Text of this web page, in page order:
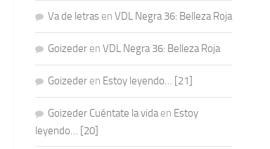
Va de letras en VDL Negra 36: Belleza Roja
Goizeder en VDL Negra 36: Belleza Roja
Goizeder en Estoy leyendo… [21]
Goizeder Cuéntate la vidaen Estoy
leyendo… [20]